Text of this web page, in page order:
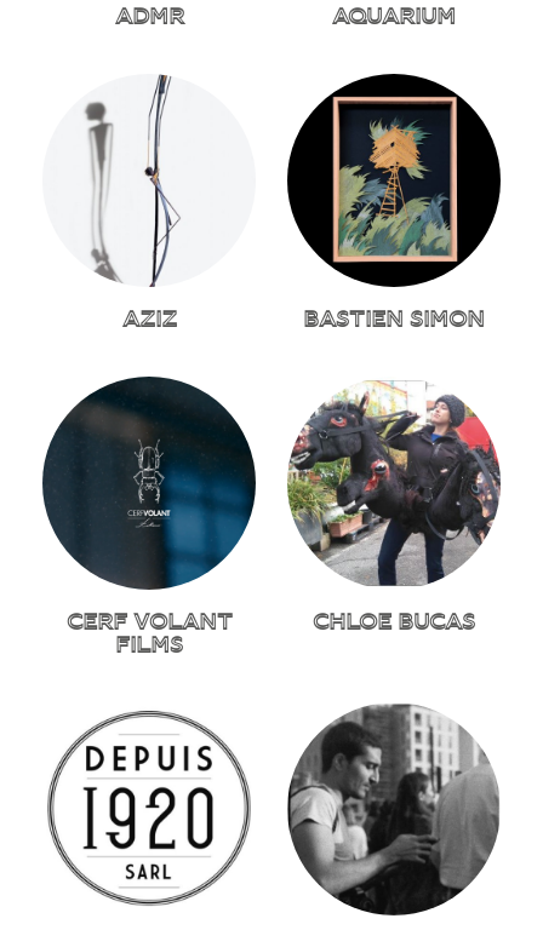
ADMR AQUARIUM
AZIZ BASTIEN SIMON
CERF VOLANT
FILMS
CHLOE BUCAS